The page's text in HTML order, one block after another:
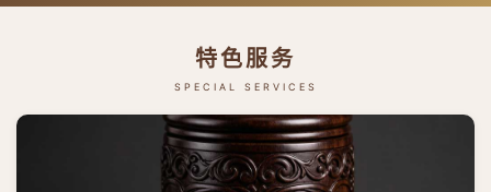
特色服务
SPECIAL SERVICES